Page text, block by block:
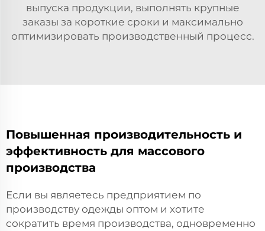
выпуска продукции, выполнять крупные
заказы за короткие сроки и максимально
оптимизировать производственный процесс.
Повышенная производительность и
эффективность для массового
производства
Если вы являетесь предприятием по
производству одежды оптом и хотите
сократить время производства, одновременно